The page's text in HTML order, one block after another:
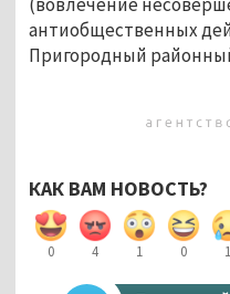
(вовлечение
антиобщественных
Пригородный
КАК ВАМ НОВОСТЬ?
0 4 1 0 1